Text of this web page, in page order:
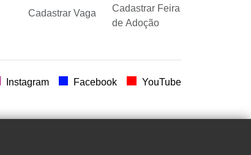
Cadastrar Vaga
Cadastrar Feira
de Adoção
Instagram Facebook YouTube